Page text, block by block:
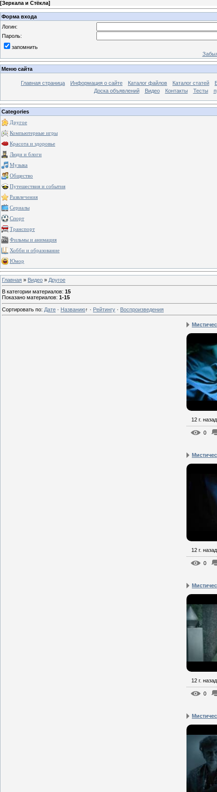
[Зеркала и Стёкла]
Форма входа
Логин:
Пароль:
запомнить
Меню сайта
Главная страница Информация о сайте Каталог файлов Каталог статей
Доска объявлений
Видео Контакты Тесты
Categories
Другое
Компьютерные игры
Красота и здоровье
Люди и блоги
Музыка
Общество
Путешествия и события
Развлечения
Сериалы
Спорт
Транспорт
Фильмы и анимация
Хобби и образование
Юмор
Главная » Видео » Другое
В категории материалов: 15
Показано материалов: 1-15
Сортировать по: Дате · Названию↑ · Рейтингу · Воспроизведения
12 г. назад
0
12 г. назад
0
12 г. назад
0